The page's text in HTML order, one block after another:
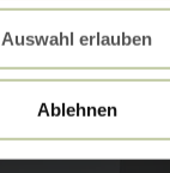
Auswahl erlauben
Ablehnen